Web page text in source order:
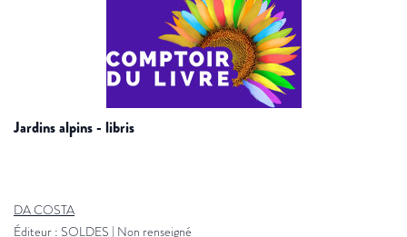
jardins alpins - libris
DA COSTA
Éditeur : SOLDES | Non renseigné